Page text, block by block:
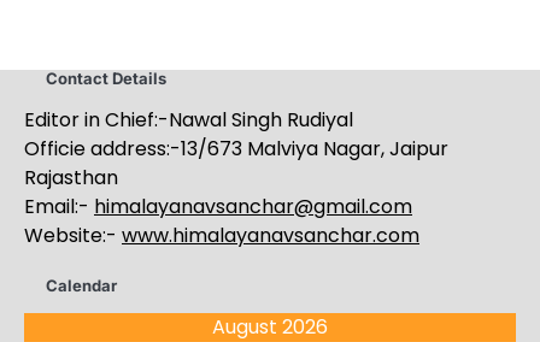
Contact Details
Editor in Chief:-Nawal Singh Rudiyal
Officie address:-13/673 Malviya Nagar, Jaipur
Rajasthan
Email:- himalayanavsanchar@gmail.com
Website:- www.himalayanavsanchar.com
Calendar
August 2026